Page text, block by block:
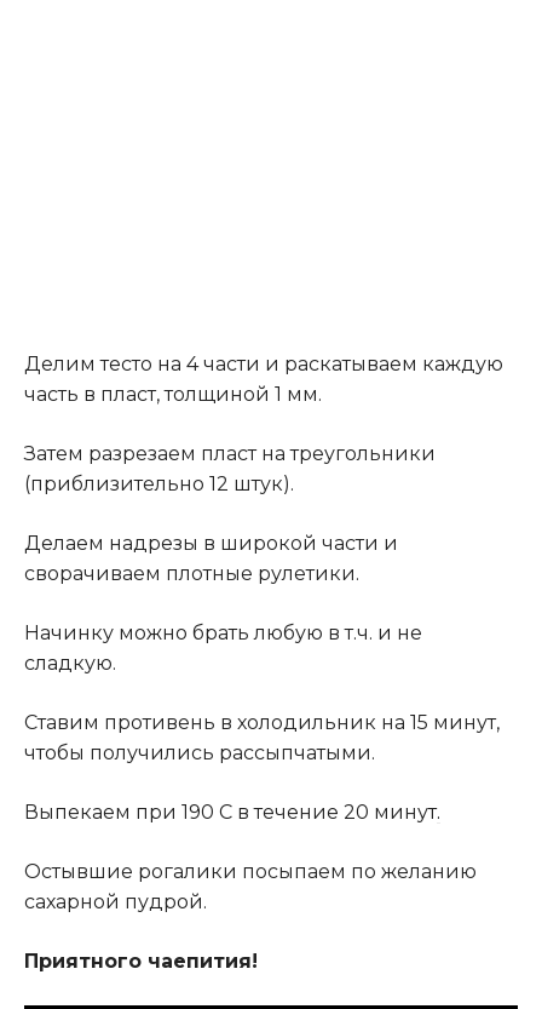
Делим тесто на 4 части и раскатываем каждую
часть в пласт, толщиной 1 мм.
Затем разрезаем пласт на треугольники
(приблизительно 12 штук).
Делаем надрезы в широкой части и
сворачиваем плотные рулетики.
Начинку можно брать любую в т.ч. и не
сладкую.
Ставим противень в холодильник на 15 минут,
чтобы получились рассыпчатыми.
Выпекаем при 190 С в течение 20 минут.
Остывшие рогалики посыпаем по желанию
сахарной пудрой.
Приятного чаепития!